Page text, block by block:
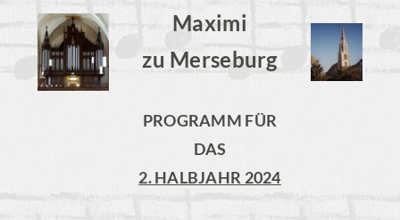
Rückblick
Maximi
zu Merseburg
PROGRAMM FÜR
DAS
2. HALBJAHR 2024